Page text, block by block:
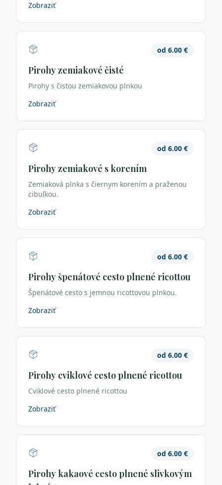
Zobraziť
od 6.00 €
Pirohy zemiakové čisté
Pirohy s čistou zemiakovou plnkou
Zobraziť
od 6.00 €
Pirohy zemiakové s korením
Zemiaková plnka s čiernym korením a praženou
cibuľkou.
Zobraziť
od 6.00 €
Pirohy špenátové cesto plnené ricottou
Špenátové cesto s jemnou ricottovou plnkou.
Zobraziť
od 6.00 €
Pirohy cviklové cesto plnené ricottou
Cviklové cesto plnené ricottou
Zobraziť
od 6.00 €
Pirohy kakaové cesto plnené slivkovým